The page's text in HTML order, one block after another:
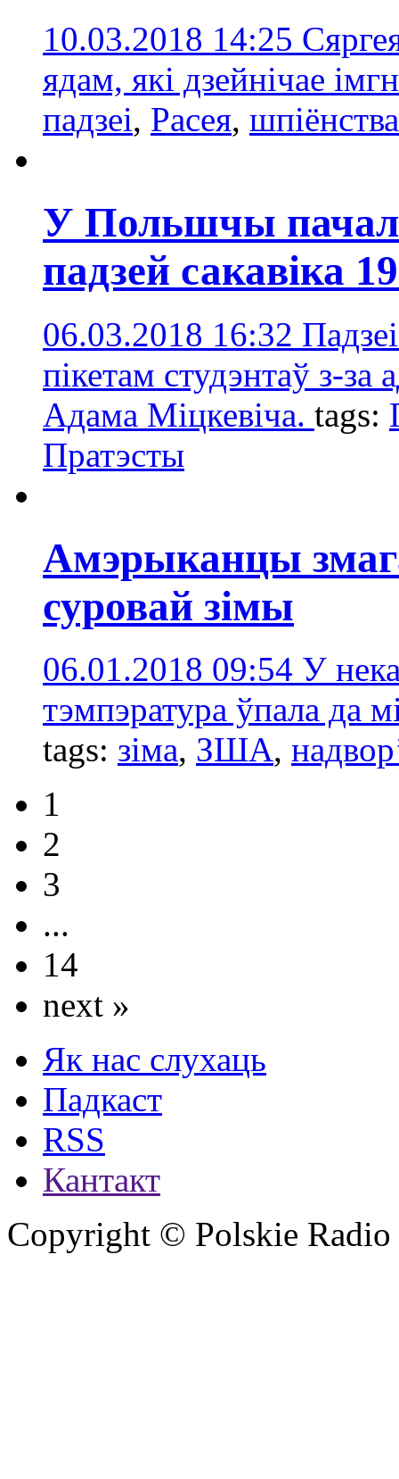
10.03.2018 14:25
ядам, які дзейнічае
падзеі, Расея, шпіёнства
У Польшчы
падзей сакавіка
06.03.2018 16:32
пікетам студэнтаў з-
Адама Міцкевіча. tags:
Пратэсты
Амэрыканцы
суровай зімы
06.01.2018 09:54 У
тэмпэратура ўпала да
tags: зіма, ЗША,
1
2
3
...
14
next »
Як нас слухаць
Падкаст
RSS
Кантакт
Copyright © Polskie